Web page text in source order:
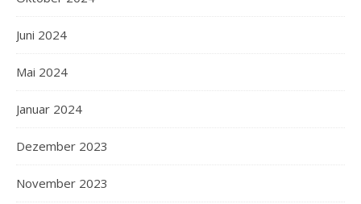
Juni 2024
Mai 2024
Januar 2024
Dezember 2023
November 2023